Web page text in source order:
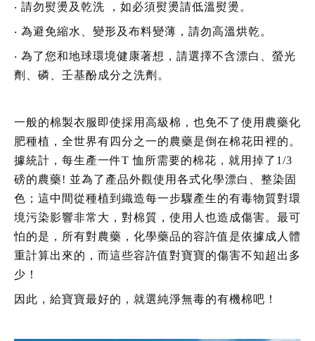
‧ 請勿熨燙及乾洗 ，如必須熨燙請低溫熨燙。
‧ 為避免縮水、變形及布料變薄，請勿高溫烘乾。
‧ 為了您和地球環境健康著想，請選擇不含漂白、螢光
劑、磷、壬基酚成分之洗劑。
一般的棉製衣服即使採用高級棉，也免不了使用農藥化
肥種植，全世界有四分之一的農藥是倒在棉花田裡的。
據統計，每生產一件T 恤所需要的棉花，就用掉了1/3
磅的農藥! 並為了產品外觀使用各式化學漂白、整染固
色；這中間從種植到織造每一步驟產生的有毒物質對環
境污染影響非常大，對棉質，使用人也造成傷害。最可
怕的是，所有對農藥，化學藥品的容許值是依據成人體
重計算出來的，而這些容許值對寶寶的傷害不知超出多
少！
因此，給寶寶最好的，就選純淨無毒的有機棉吧！